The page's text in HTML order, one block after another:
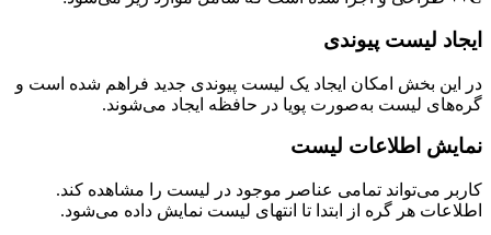
لیست پیوندی
این بخش امکان ایجاد یک لیست پیوندی جدید فراهم شده است و
لیست به‌صورت پویا در حافظه ایجاد می‌شوند.
اطلاعات لیست
می‌تواند تمامی عناصر موجود در لیست را مشاهده کند.
هر گره از ابتدا تا انتهای لیست نمایش داده می‌شود.